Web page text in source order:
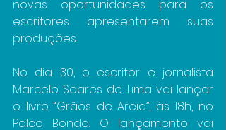
novas oportunidades para os
escritores apresentarem suas
produções.
No dia 30, o escritor e jornalista
Marcelo Soares de Lima vai lançar
o livro “Grãos de Areia”, às 18h, no
Palco Bonde. O lançamento vai